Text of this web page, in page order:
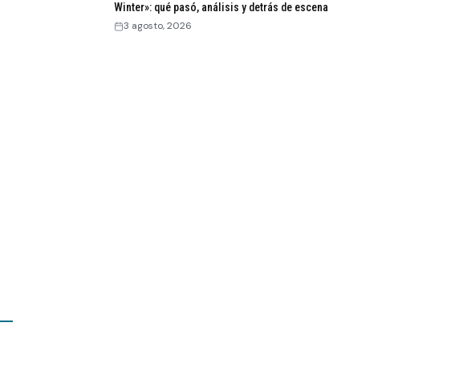
Winter»: qué pasó, análisis y detrás de escena
3 agosto, 2026